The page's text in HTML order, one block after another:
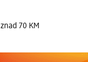
70 KM